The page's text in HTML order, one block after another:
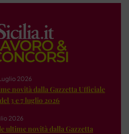
2026
novità dalla Gazzetta Ufficiale
3 e 7 luglio 2026
2026
ultime novità dalla Gazzetta